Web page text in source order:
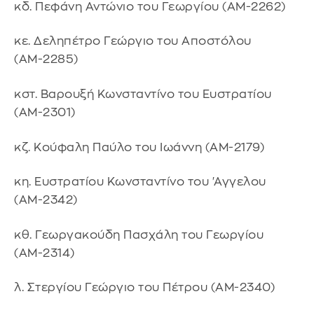
κδ. Πεφάνη Αντώνιο του Γεωργίου (ΑΜ-2262)
κε. Δεληπέτρο Γεώργιο του Αποστόλου
(ΑΜ-2285)
κστ. Βαρουξή Κωνσταντίνο του Ευστρατίου
(ΑΜ-2301)
κζ. Κούφαλη Παύλο του Ιωάννη (ΑΜ-2179)
κη. Ευστρατίου Κωνσταντίνο του 'Αγγελου
(ΑΜ-2342)
κθ. Γεωργακούδη Πασχάλη του Γεωργίου
(ΑΜ-2314)
λ. Στεργίου Γεώργιο του Πέτρου (ΑΜ-2340)